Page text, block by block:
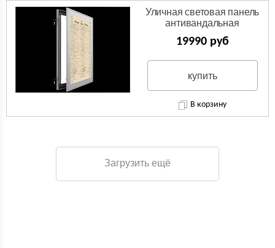
Уличная световая панель
антивандальная
19990 руб
купить
В корзину
Загрузить ещё